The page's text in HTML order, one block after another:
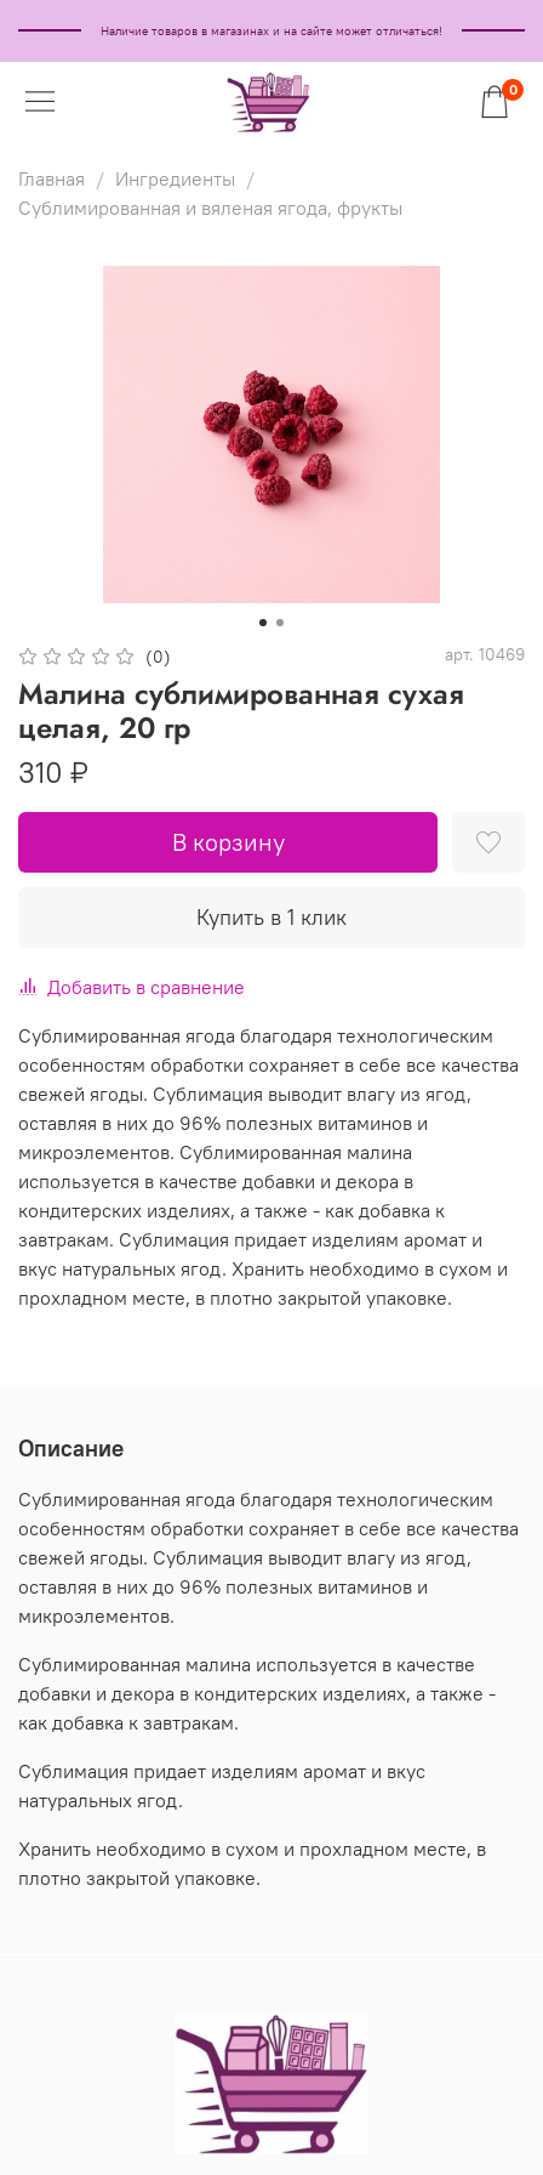
Наличие товаров в магазинах и на сайте может отличаться!
0
Главная
Ингредиенты
Сублимированная и вяленая ягода, фрукты
(0) арт. 10469
Малина сублимированная сухая
целая, 20 гр
310 ₽
В корзину
Купить в 1 клик
Добавить в сравнение
Сублимированная ягода благодаря технологическим
особенностям обработки сохраняет в себе все качества
свежей ягоды. Сублимация выводит влагу из ягод,
оставляя в них до 96% полезных витаминов и
микроэлементов. Сублимированная малина
используется в качестве добавки и декора в
кондитерских изделиях, а также - как добавка к
завтракам. Сублимация придает изделиям аромат и
вкус натуральных ягод. Хранить необходимо в сухом и
прохладном месте, в плотно закрытой упаковке.
Описание
Сублимированная ягода благодаря технологическим
особенностям обработки сохраняет в себе все качества
свежей ягоды. Сублимация выводит влагу из ягод,
оставляя в них до 96% полезных витаминов и
микроэлементов.
Сублимированная малина используется в качестве
добавки и декора в кондитерских изделиях, а также -
как добавка к завтракам.
Сублимация придает изделиям аромат и вкус
натуральных ягод.
Хранить необходимо в сухом и прохладном месте, в
плотно закрытой упаковке.